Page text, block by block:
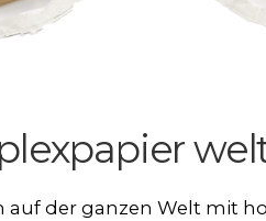
auf der ganzen Welt mit